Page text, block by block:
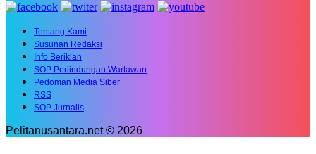
Tentang Kami
Susunan Redaksi
Info Beriklan
SOP Perlindungan Wartawan
Pedoman Media Siber
RSS
SOP Jurnalis
Pelitanusantara.net © 2026